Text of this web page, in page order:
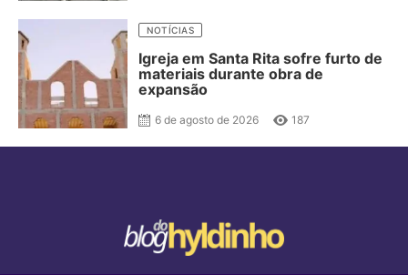
NOTÍCIAS
Igreja em Santa Rita sofre furto de
materiais durante obra de
expansão
6 de agosto de 2026 187